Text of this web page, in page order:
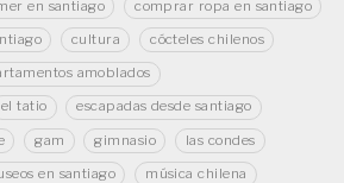
en santiago comprar ropa en santiago
cultura cócteles chilenos
amoblados
el tatio escapadas desde santiago
gam gimnasio las condes
en santiago música chilena